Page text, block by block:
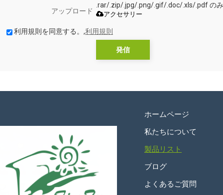
アップロード
.rar/.zip/.jpg/.png/.gif/.doc/.xls/.pdf の
アクセサリー
利用規則を同意する。,利用規則
発信
ホームページ
私たちについて
製品リスト
ブログ
よくあるご質問